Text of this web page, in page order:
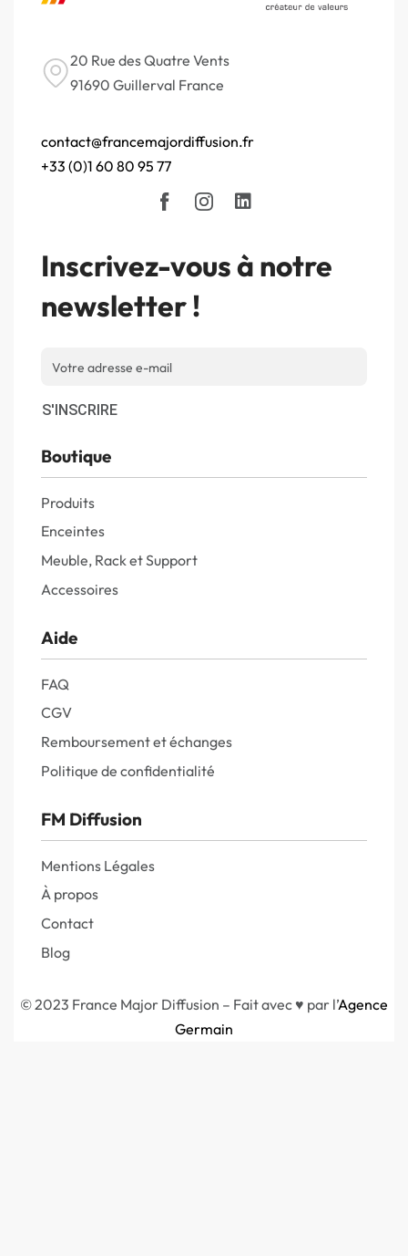
20 Rue des Quatre Vents
91690 Guillerval France
contact@francemajordiffusion.fr
+33 (0)1 60 80 95 77
Inscrivez-vous à notre
newsletter !
S'INSCRIRE
Boutique
Produits
Enceintes
Meuble, Rack et Support
Accessoires
Aide
FAQ
CGV
Remboursement et échanges
Politique de confidentialité
FM Diffusion
Mentions Légales
À propos
Contact
Blog
© 2023 France Major Diffusion – Fait avec ♥ par l’Agence
Germain